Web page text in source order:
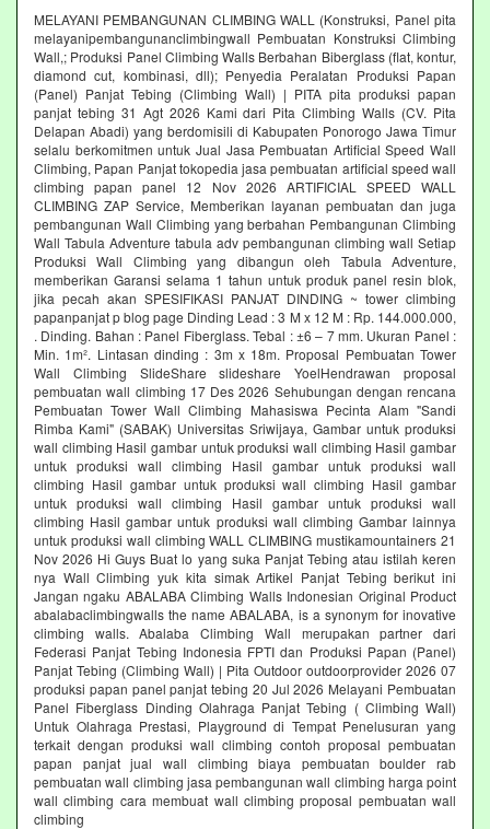
MELAYANI PEMBANGUNAN CLIMBING WALL (Konstruksi, Panel pita
melayanipembangunanclimbingwall Pembuatan Konstruksi Climbing
Wall,; Produksi Panel Climbing Walls Berbahan Biberglass (flat, kontur,
diamond cut, kombinasi, dll); Penyedia Peralatan Produksi Papan
(Panel) Panjat Tebing (Climbing Wall) | PITA pita produksi papan
panjat tebing 31 Agt 2026 Kami dari Pita Climbing Walls (CV. Pita
Delapan Abadi) yang berdomisili di Kabupaten Ponorogo Jawa Timur
selalu berkomitmen untuk Jual Jasa Pembuatan Artificial Speed Wall
Climbing, Papan Panjat tokopedia jasa pembuatan artificial speed wall
climbing papan panel 12 Nov 2026 ARTIFICIAL SPEED WALL
CLIMBING ZAP Service, Memberikan layanan pembuatan dan juga
pembangunan Wall Climbing yang berbahan Pembangunan Climbing
Wall Tabula Adventure tabula adv pembangunan climbing wall Setiap
Produksi Wall Climbing yang dibangun oleh Tabula Adventure,
memberikan Garansi selama 1 tahun untuk produk panel resin blok,
jika pecah akan SPESIFIKASI PANJAT DINDING ~ tower climbing
papanpanjat p blog page Dinding Lead : 3 M x 12 M : Rp. 144.000.000,
. Dinding. Bahan : Panel Fiberglass. Tebal : ±6 – 7 mm. Ukuran Panel :
Min. 1m². Lintasan dinding : 3m x 18m. Proposal Pembuatan Tower
Wall Climbing SlideShare slideshare YoelHendrawan proposal
pembuatan wall climbing 17 Des 2026 Sehubungan dengan rencana
Pembuatan Tower Wall Climbing Mahasiswa Pecinta Alam "Sandi
Rimba Kami" (SABAK) Universitas Sriwijaya, Gambar untuk produksi
wall climbing Hasil gambar untuk produksi wall climbing Hasil gambar
untuk produksi wall climbing Hasil gambar untuk produksi wall
climbing Hasil gambar untuk produksi wall climbing Hasil gambar
untuk produksi wall climbing Hasil gambar untuk produksi wall
climbing Hasil gambar untuk produksi wall climbing Gambar lainnya
untuk produksi wall climbing WALL CLIMBING mustikamountainers 21
Nov 2026 Hi Guys Buat lo yang suka Panjat Tebing atau istilah keren
nya Wall Climbing yuk kita simak Artikel Panjat Tebing berikut ini
Jangan ngaku ABALABA Climbing Walls Indonesian Original Product
abalabaclimbingwalls the name ABALABA, is a synonym for inovative
climbing walls. Abalaba Climbing Wall merupakan partner dari
Federasi Panjat Tebing Indonesia FPTI dan Produksi Papan (Panel)
Panjat Tebing (Climbing Wall) | Pita Outdoor outdoorprovider 2026 07
produksi papan panel panjat tebing 20 Jul 2026 Melayani Pembuatan
Panel Fiberglass Dinding Olahraga Panjat Tebing ( Climbing Wall)
Untuk Olahraga Prestasi, Playground di Tempat Penelusuran yang
terkait dengan produksi wall climbing contoh proposal pembuatan
papan panjat jual wall climbing biaya pembuatan boulder rab
pembuatan wall climbing jasa pembangunan wall climbing harga point
wall climbing cara membuat wall climbing proposal pembuatan wall
climbing